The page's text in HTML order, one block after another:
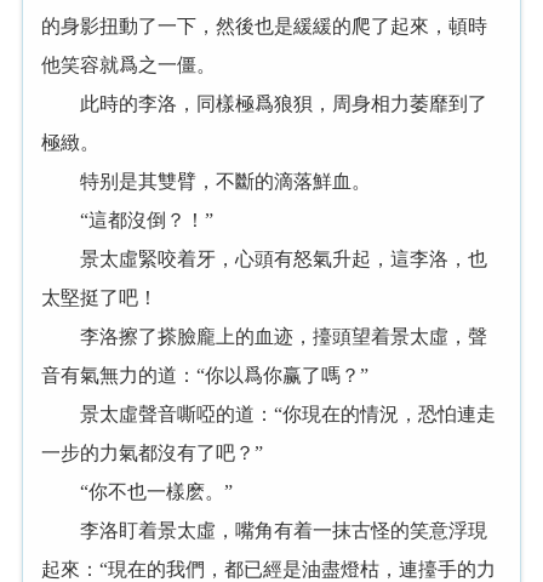
的身影扭動了一下，然後也是緩緩的爬了起來，頓時
他笑容就爲之一僵。
此時的李洛，同樣極爲狼狽，周身相力萎靡到了
極緻。
特别是其雙臂，不斷的滴落鮮血。
“這都沒倒？！”
景太虛緊咬着牙，心頭有怒氣升起，這李洛，也
太堅挺了吧！
李洛擦了搽臉龐上的血迹，擡頭望着景太虛，聲
音有氣無力的道：“你以爲你赢了嗎？”
景太虛聲音嘶啞的道：“你現在的情況，恐怕連走
一步的力氣都沒有了吧？”
“你不也一樣麽。”
李洛盯着景太虛，嘴角有着一抹古怪的笑意浮現
起來：“現在的我們，都已經是油盡燈枯，連擡手的力